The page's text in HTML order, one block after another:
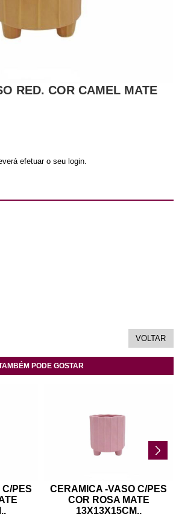
RED. COR CAMEL MATE
efetuar o seu login.
PODE GOSTAR
PES
..
CERAMICA -VASO C/PES
COR ROSA MATE
13X13X15CM..